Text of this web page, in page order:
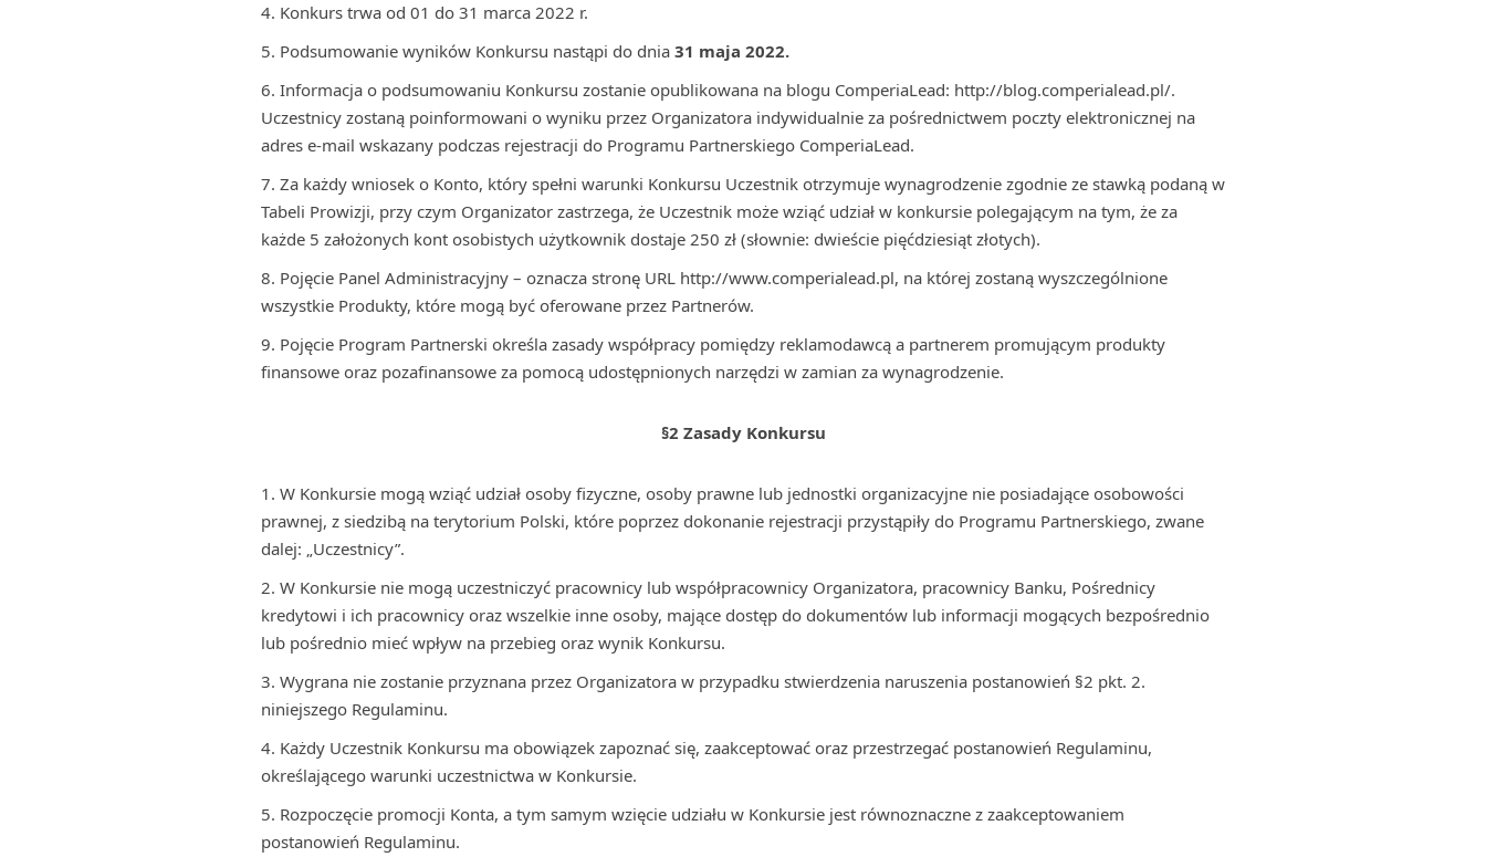
Konkurs trwa od 01 do 31 marca 2022 r.
Podsumowanie wyników Konkursu nastąpi do dnia 31 maja 2022.
Informacja o podsumowaniu Konkursu zostanie opublikowana na blogu ComperiaLead: http://blog.comperialead.pl/.
Uczestnicy zostaną poinformowani o wyniku przez Organizatora indywidualnie za pośrednictwem poczty elektronicznej na
adres e-mail wskazany podczas rejestracji do Programu Partnerskiego ComperiaLead.
Za każdy wniosek o Konto, który spełni warunki Konkursu Uczestnik otrzymuje wynagrodzenie zgodnie ze stawką podaną w
Tabeli Prowizji, przy czym Organizator zastrzega, że Uczestnik może wziąć udział w konkursie polegającym na tym, że za
każde 5 założonych kont osobistych użytkownik dostaje 250 zł (słownie: dwieście pięćdziesiąt złotych).
Pojęcie Panel Administracyjny – oznacza stronę URL http://www.comperialead.pl, na której zostaną wyszczególnione
wszystkie Produkty, które mogą być oferowane przez Partnerów.
Pojęcie Program Partnerski określa zasady współpracy pomiędzy reklamodawcą a partnerem promującym produkty
finansowe oraz pozafinansowe za pomocą udostępnionych narzędzi w zamian za wynagrodzenie.
§2 Zasady Konkursu
W Konkursie mogą wziąć udział osoby fizyczne, osoby prawne lub jednostki organizacyjne nie posiadające osobowości
prawnej, z siedzibą na terytorium Polski, które poprzez dokonanie rejestracji przystąpiły do Programu Partnerskiego, zwane
dalej: „Uczestnicy”.
W Konkursie nie mogą uczestniczyć pracownicy lub współpracownicy Organizatora, pracownicy Banku, Pośrednicy
kredytowi i ich pracownicy oraz wszelkie inne osoby, mające dostęp do dokumentów lub informacji mogących bezpośrednio
lub pośrednio mieć wpływ na przebieg oraz wynik Konkursu.
Wygrana nie zostanie przyznana przez Organizatora w przypadku stwierdzenia naruszenia postanowień §2 pkt. 2.
niniejszego Regulaminu.
Każdy Uczestnik Konkursu ma obowiązek zapoznać się, zaakceptować oraz przestrzegać postanowień Regulaminu,
określającego warunki uczestnictwa w Konkursie.
Rozpoczęcie promocji Konta, a tym samym wzięcie udziału w Konkursie jest równoznaczne z zaakceptowaniem
postanowień Regulaminu.